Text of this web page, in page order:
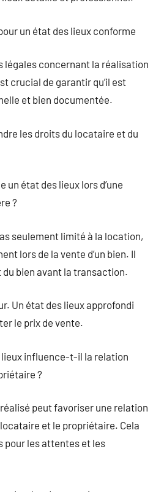
un état des lieux conforme
légales concernant la réalisation
crucial de garantir qu’il est
et bien documentée.
les droits du locataire et du
un état des lieux lors d’une
?
seulement limité à la location,
lors de la vente d’un bien. Il
du bien avant la transaction.
Un état des lieux approfondi
le prix de vente.
lieux influence-t-il la relation
?
peut favoriser une relation
et le propriétaire. Cela
pour les attentes et les